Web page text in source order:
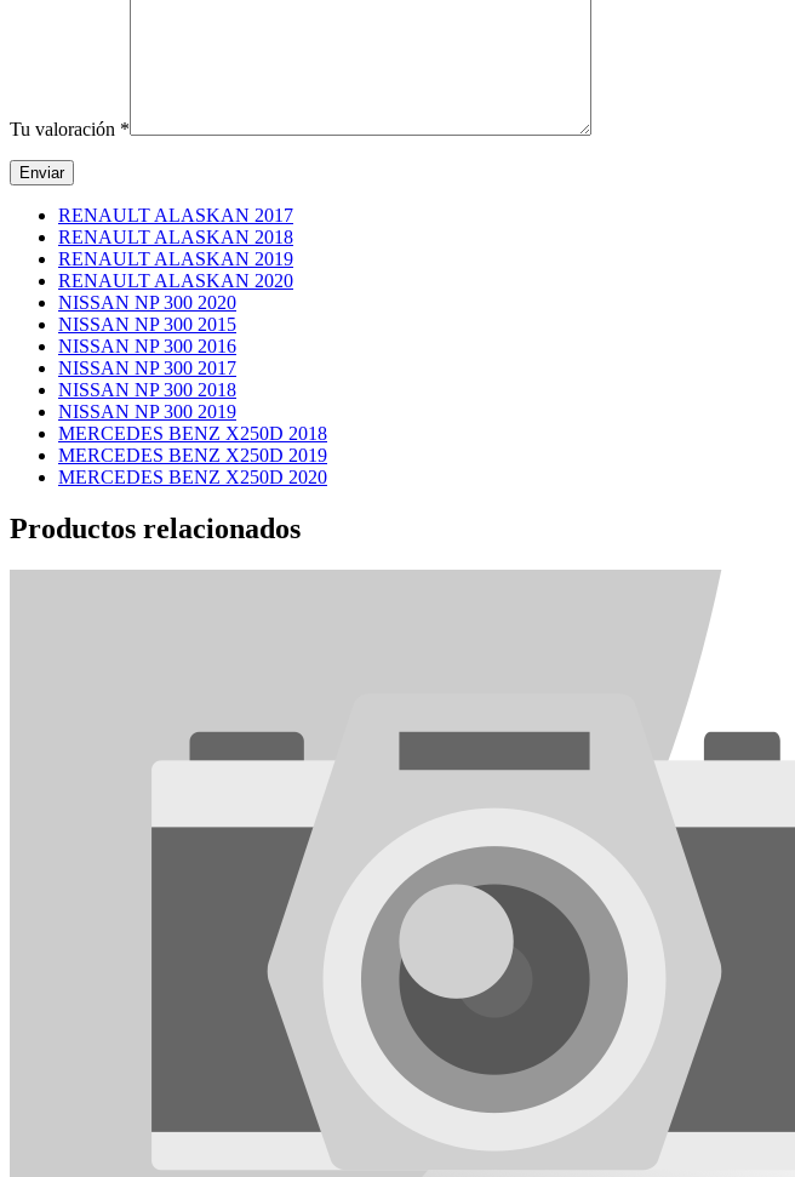
Tu valoración *
RENAULT ALASKAN 2017
RENAULT ALASKAN 2018
RENAULT ALASKAN 2019
RENAULT ALASKAN 2020
NISSAN NP 300 2020
NISSAN NP 300 2015
NISSAN NP 300 2016
NISSAN NP 300 2017
NISSAN NP 300 2018
NISSAN NP 300 2019
MERCEDES BENZ X250D 2018
MERCEDES BENZ X250D 2019
MERCEDES BENZ X250D 2020
Productos relacionados